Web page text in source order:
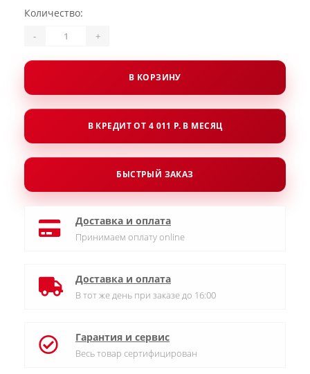
Количество:
- +
В КОРЗИНУ
В КРЕДИТ ОТ 4 011 Р. В МЕСЯЦ
БЫСТРЫЙ ЗАКАЗ
Доставка и оплата
Принимаем оплату online
Доставка и оплата
В тот же день при заказе до 16:00
Гарантия и сервис
Весь товар сертифицирован